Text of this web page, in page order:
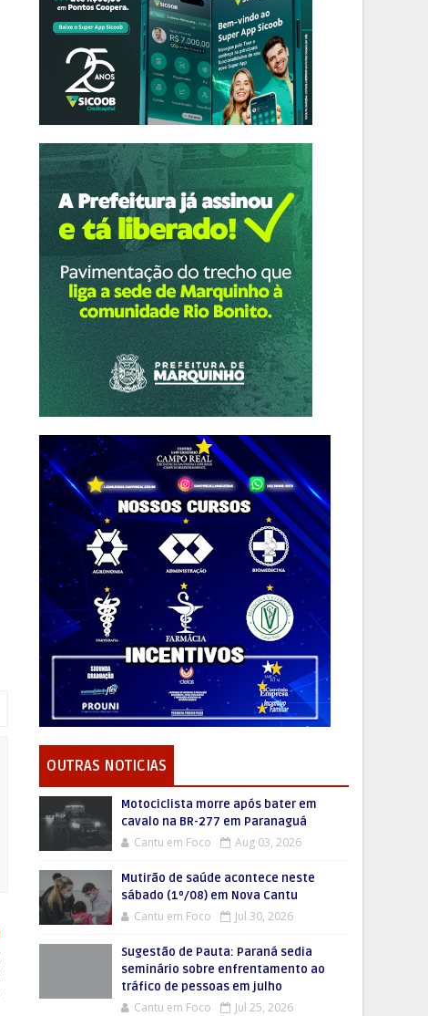
OUTRAS NOTICIAS
Motociclista morre após bater em
cavalo na BR-277 em Paranaguá
Cantu em Foco Aug 03, 2026
Mutirão de saúde acontece neste
sábado (1º/08) em Nova Cantu
Cantu em Foco Jul 30, 2026
Sugestão de Pauta: Paraná sedia
seminário sobre enfrentamento ao
tráfico de pessoas em julho
Cantu em Foco Jul 25, 2026